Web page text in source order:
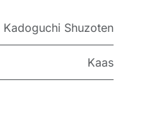
Kadoguchi Shuzoten
Kaas